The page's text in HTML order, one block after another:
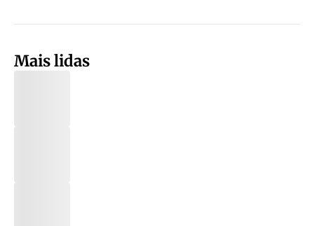
Mais lidas